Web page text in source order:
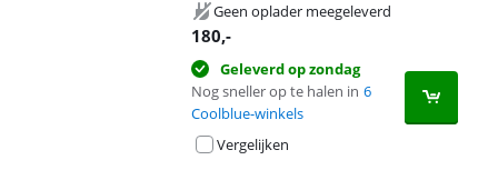
Geen oplader meegeleverd
180,-
Geleverd op zondag
Nog sneller op te halen in 6
Coolblue-winkels
Vergelijken